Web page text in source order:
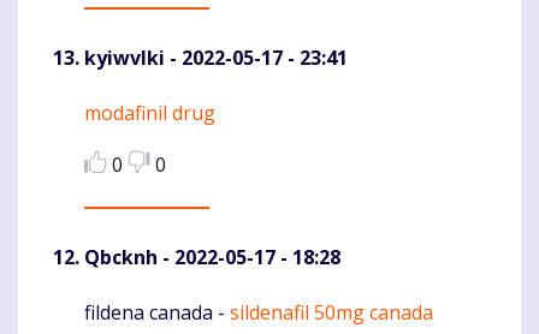
kyiwvlki - 2022-05-17 - 23:41
Komentaras
modafinil drug
0
0
Qbcknh - 2022-05-17 - 18:28
Komentaras
fildena canada - sildenafil 50mg canada